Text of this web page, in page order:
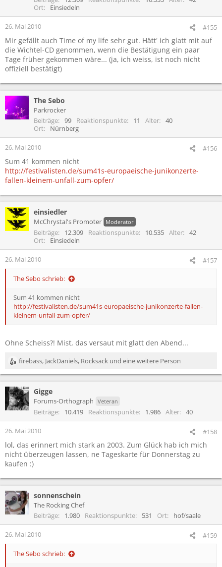
Ort
Einsiedeln
26. Mai 2010 #155
Mir gefällt auch Time of my life sehr gut. Hätt' ich glatt mit auf
die Wichtel-CD genommen, wenn die Bestätigung ein paar
Tage früher gekommen wäre... (ja, ich weiss, ist noch nicht
offiziell bestätigt)
The Sebo
Parkrocker
Beiträge
99 Reaktionspunkte 11 Alter
40
Ort
Nürnberg
26. Mai 2010 #156
Sum 41 kommen nicht
http://festivalisten.de/sum41s-europaeische-junikonzerte-
fallen-kleinem-unfall-zum-opfer/
einsiedler
McChrystal's Promoter Moderator
Beiträge 12.309 Reaktionspunkte 10.535 Alter
42
Ort
Einsiedeln
26. Mai 2010 #157
The Sebo schrieb:
Sum 41 kommen nicht
http://festivalisten.de/sum41s-europaeische-junikonzerte-fallen-
kleinem-unfall-zum-opfer/
Ohne Scheiss?! Mist, das versaut mit glatt den Abend...
R
e
k
t
i
n
e
n
:
firebass, JackDaniels, Rocksack und eine weitere Person
Gigge
Forums-Orthograph Veteran
Beiträge 10.419 Reaktionspunkte 1.986 Alter 40
26. Mai 2010 #158
lol, das erinnert mich stark an 2003. Zum Glück hab ich mich
nicht überzeugen lassen, ne Tageskarte für Donnerstag zu
kaufen :)
sonnenschein
The Rocking Chef
Beiträge
1.980 Reaktionspunkte 531 Ort hof/saale
26. Mai 2010 #159
The Sebo schrieb: